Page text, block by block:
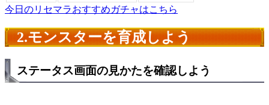
今日のリセマラおすすめガチャはこちら
2.モンスターを育成しよう
ステータス画面の見かたを確認しよう